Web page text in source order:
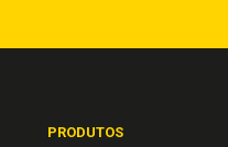
PRODUTOS